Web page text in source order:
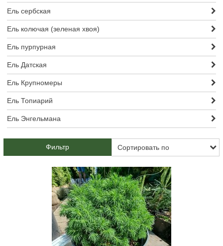
Ель сербская
Ель колючая (зеленая хвоя)
Ель пурпурная
Ель Датская
Ель Крупномеры
Ель Топиарий
Ель Энгельмана
Фильтр